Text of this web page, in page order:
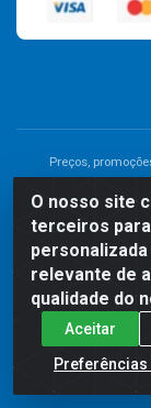
O nosso site
terceiros
relevante de
qualidade do
Aceitar
Preferências
Preços,
preço de um
compras do site no
análise e
Comercial
Eucarístico,